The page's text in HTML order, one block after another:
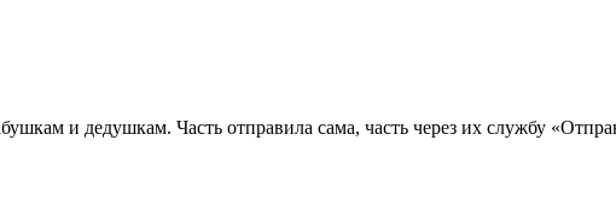
и дедушкам. Часть отправила сама, часть через их службу